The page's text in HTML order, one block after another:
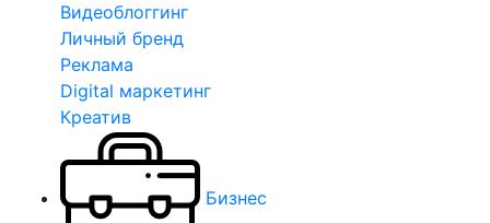
Видеоблоггинг
Личный бренд
Реклама
Digital маркетинг
Креатив
Бизнес